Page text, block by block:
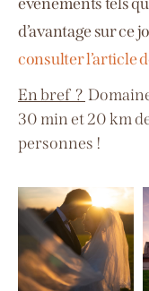
d’avantage sur ce
consulter l’article
En bref ?
30 min et 20 km
personnes !